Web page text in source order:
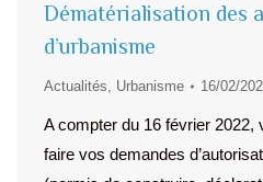
Dématérialisation des
d’urbanisme
Actualités, Urbanisme 16/02/
A compter du 16 février 2022,
faire vos demandes